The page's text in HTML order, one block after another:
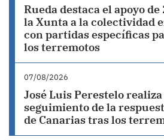
Rueda destaca el apoyo
la Xunta a la colectividad
con partidas específicas
los terremotos
07/08/2026
José Luis Perestelo
seguimiento de la
de Canarias tras los